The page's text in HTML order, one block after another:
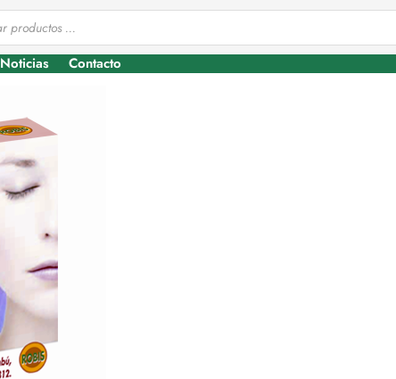
Noticias Contacto